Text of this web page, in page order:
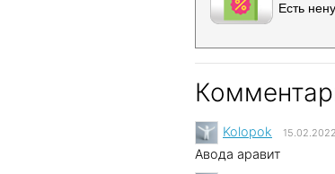
Есть
Kolopok
Авода аравит